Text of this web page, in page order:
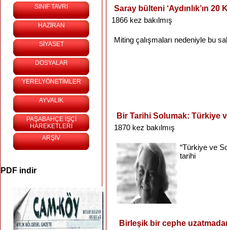
SINIF TAVRI
HAZİRAN
SİYASET
DOSYALAR
YERELYÖNETİMLER
AYVALIK
PAŞABAHÇE İŞÇİ
HAREKETLERİ
ARŞİV
PDF indir
Saray bülteni ‘Aydınlık’ın 20
1866 kez bakılmış
Miting çalışmaları nedeniyle bu
Bir Tarihi Solumak: Türkiye
1870 kez bakılmış
“Türkiye ve
tarihi
Birleşik bir cephe